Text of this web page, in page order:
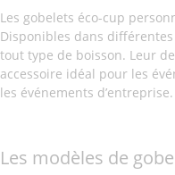
Les gobelets éco-cup
Disponibles dans
tout type de boisson. Leur
accessoire idéal pour les
les événements d’entreprise.
Les modèles de